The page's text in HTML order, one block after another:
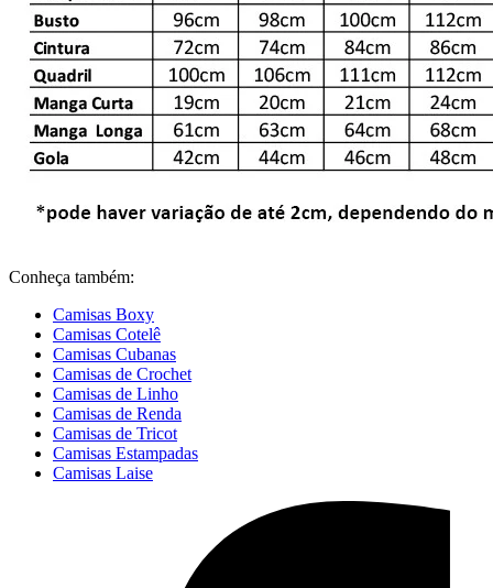
Conheça também:
Camisas Boxy
Camisas Cotelê
Camisas Cubanas
Camisas de Crochet
Camisas de Linho
Camisas de Renda
Camisas de Tricot
Camisas Estampadas
Camisas Laise